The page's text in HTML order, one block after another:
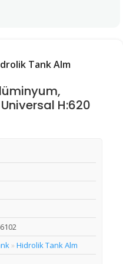
Tank Alm
H:620
» Hidrolik Tank Alm